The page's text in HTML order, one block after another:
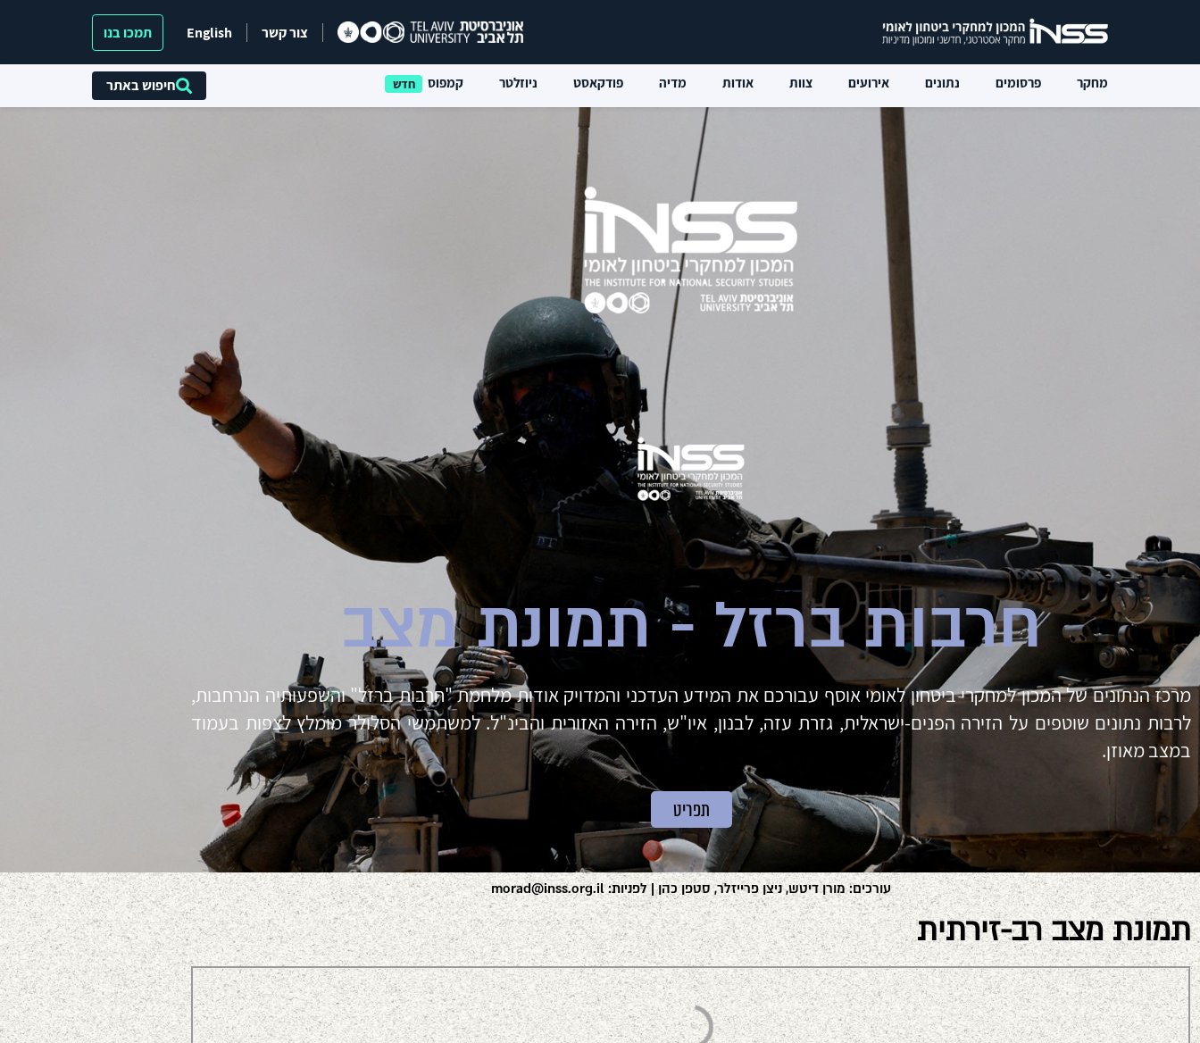
צור קשר English תמכו בנו
מחקר פרסומים נתונים אירועים צוות אודות מדיה פודקאסט ניוזלטר קמפוס חיפוש באתר
חרבות ברזל - תמונת מצב
מרכז הנתונים של המכון למחקרי ביטחון לאומי אוסף עבורכם את המידע העדכני והמדויק אודות מלחמת "חרבות ברזל" והשפעותיה הנרחבות,
לרבות נתונים שוטפים על הזירה הפנים-ישראלית, גזרת עזה, לבנון, איו"ש, הזירה האזורית והבינ"ל. למשתמשי הסלולר מומלץ לצפות בעמוד
במצב מאוזן.
תפריט
עורכים: מורן דיטש, ניצן פרייזלר, סטפן כהן | לפניות: morad@inss.org.il
תמונת מצב רב-זירתית